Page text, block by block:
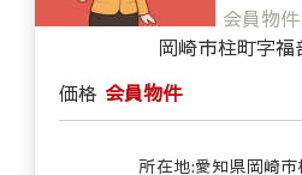
会員物件
岡崎市柱町字福
価格 会員物件
所在地:愛知県岡崎